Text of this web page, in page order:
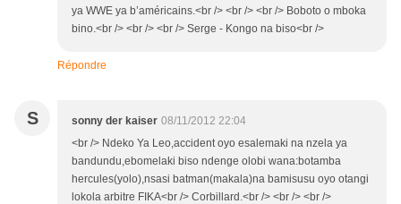
ya WWE ya b’américains.<br /> <br /> <br /> Boboto o mboka
bino.<br /> <br /> <br /> Serge - Kongo na biso<br />
Répondre
S sonny der kaiser 08/11/2012 22:04
<br /> Ndeko Ya Leo,accident oyo esalemaki na nzela ya
bandundu,ebomelaki biso ndenge olobi wana:botamba
hercules(yolo),nsasi batman(makala)na bamisusu oyo otangi
lokola arbitre FIKA<br /> Corbillard.<br /> <br /> <br />